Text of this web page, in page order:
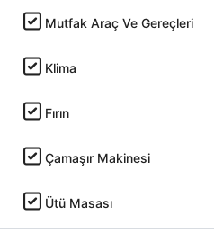
Mutfak Araç Ve Gereçleri
Klima
Fırın
Çamaşır Makinesi
Ütü Masası